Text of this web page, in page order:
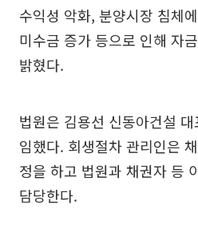
수익성 악화, 분양시장 침체
미수금 증가 등으로 인해 자
밝혔다.
법원은 김용선 신동아건설
임했다. 회생절차 관리인은
정을 하고 법원과 채권자 등
담당한다.